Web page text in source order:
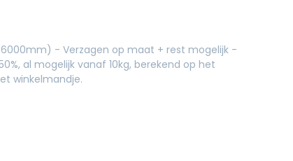
- Verzagen op maat + rest mogelijk -
al mogelijk vanaf 10kg, berekend op het
winkelmandje.